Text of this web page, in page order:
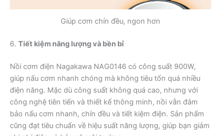
Giúp cơm chín đều, ngon hơn
6. Tiết kiệm năng lượng và bền bỉ
Nồi cơm điện Nagakawa NAG0146 có công suất 900W,
giúp nấu cơm nhanh chóng mà không tiêu tốn quá nhiều
điện năng. Mặc dù công suất không quá cao, nhưng với
công nghệ tiên tiến và thiết kế thông minh, nồi vẫn đảm
bảo nấu cơm nhanh, chín đều và tiết kiệm điện. Sản phẩm
cũng đạt tiêu chuẩn về hiệu suất năng lượng, giúp bạn giảm